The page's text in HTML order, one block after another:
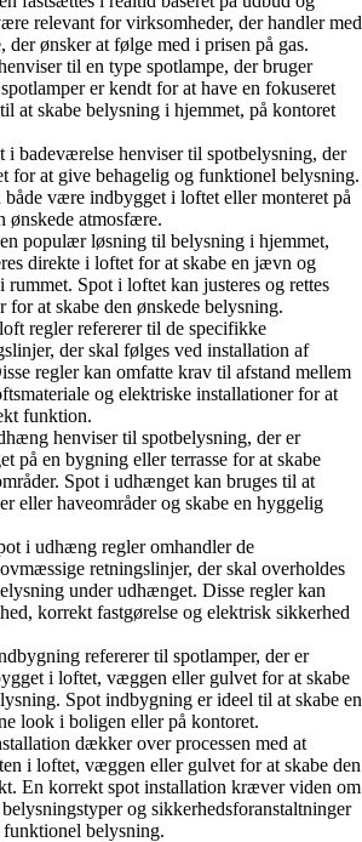
relevant for virksomheder, der handler med
der ønsker at følge med i prisen på gas.
til en type spotlampe, der bruger
er kendt for at have en fokuseret
at skabe belysning i hjemmet, på kontoret
i badeværelse henviser til spotbelysning, der
for at give behagelig og funktionel belysning.
være indbygget i loftet eller monteret på
ønskede atmosfære.
populær løsning til belysning i hjemmet,
direkte i loftet for at skabe en jævn og
rummet. Spot i loftet kan justeres og rettes
for at skabe den ønskede belysning.
regler refererer til de specifikke
der skal følges ved installation af
regler kan omfatte krav til afstand mellem
og elektriske installationer for at
funktion.
henviser til spotbelysning, der er
på en bygning eller terrasse for at skabe
Spot i udhænget kan bruges til at
eller haveområder og skabe en hyggelig
i udhæng regler omhandler de
retningslinjer, der skal overholdes
under udhænget. Disse regler kan
korrekt fastgørelse og elektrisk sikkerhed
refererer til spotlamper, der er
i loftet, væggen eller gulvet for at skabe
Spot indbygning er ideel til at skabe en
look i boligen eller på kontoret.
dækker over processen med at
i loftet, væggen eller gulvet for at skabe den
En korrekt spot installation kræver viden om
og sikkerhedsforanstaltninger
belysning.